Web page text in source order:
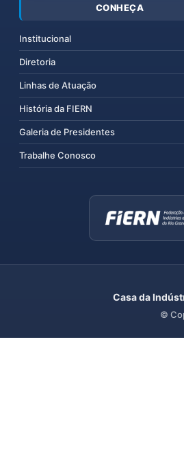
CONHEÇA
Institucional
Diretoria
Linhas de Atuação
História da FIERN
Galeria de Presidentes
Trabalhe Conosco
Casa da
©